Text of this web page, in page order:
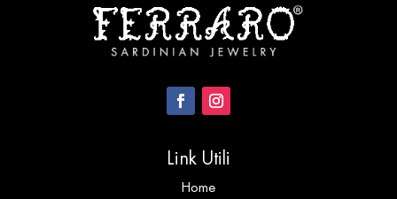
Link Utili
Home